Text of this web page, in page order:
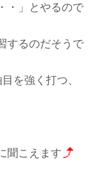
・」とやるので
するのだそうで
を強く打つ、
聞こえます